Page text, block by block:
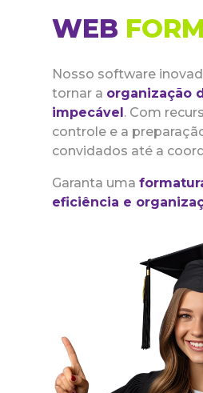
WEB
Nosso software
tornar a organização
impecável. Com
controle e a
convidados até a
Garanta uma
eficiência e